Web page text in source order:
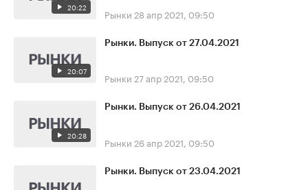
20:22 Рынки 28 апр 2021, 09:50
20:07
Рынки. Выпуск от 27.04.2021
Рынки 27 апр 2021, 09:50
20:28
Рынки. Выпуск от 26.04.2021
Рынки 26 апр 2021, 09:50
Рынки. Выпуск от 23.04.2021